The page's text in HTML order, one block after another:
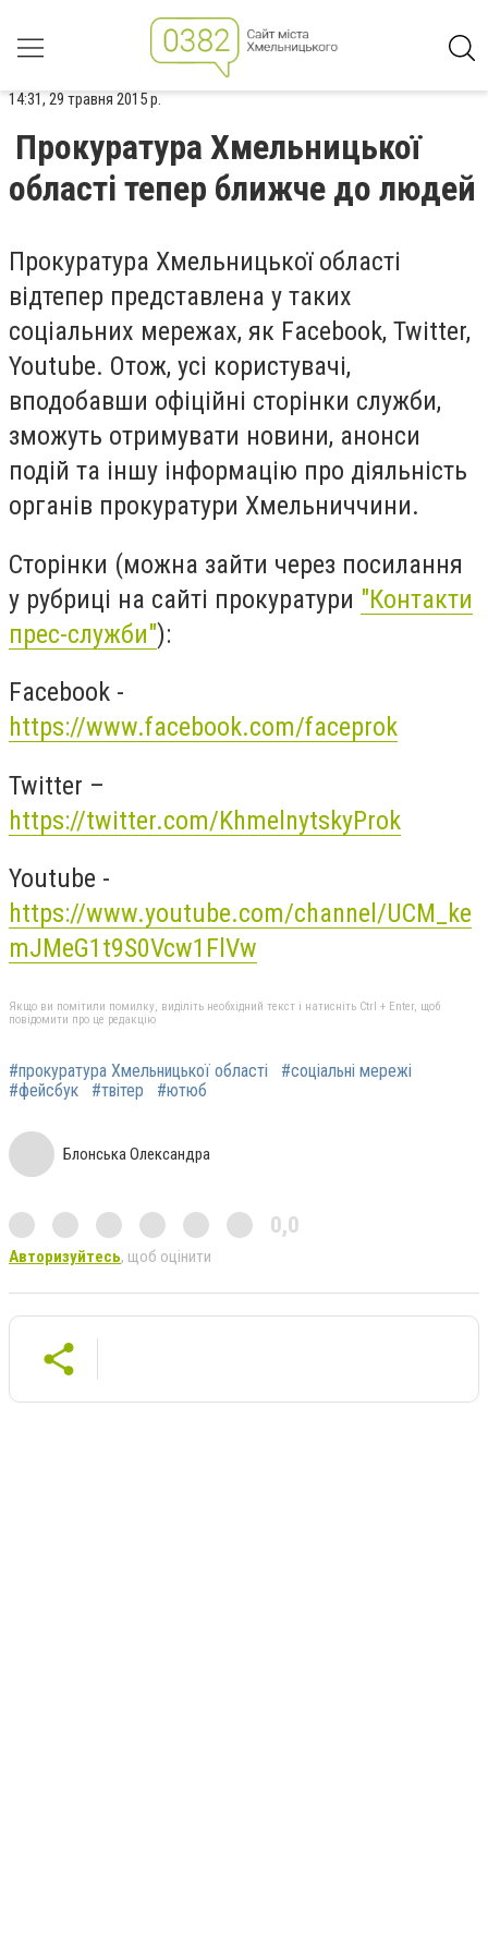
14:31, 29 травня 2015 р.
Прокуратура Хмельницької
області тепер ближче до людей
Прокуратура Хмельницької області
відтепер представлена у таких
соціальних мережах, як Facebook, Twitter,
Youtube. Отож, усі користувачі,
вподобавши офіційні сторінки служби,
зможуть отримувати новини, анонси
подій та іншу інформацію про діяльність
органів прокуратури Хмельниччини.
Сторінки (можна зайти через посилання
у рубриці на сайті прокуратури "Контакти
прес-служби"):
Facebook -
https://www.facebook.com/faceprok
Twitter –
https://twitter.com/KhmelnytskyProk
Youtube -
https://www.youtube.com/channel/UCM_ke
mJMeG1t9S0Vcw1FlVw
Якщо ви помітили помилку, виділіть необхідний текст і натисніть Ctrl + Enter, щоб
повідомити про це редакцію
#прокуратура Хмельницької області
#соціальні мережі
#фейсбук
#твітер #ютюб
Блонська Олександра
0,0
Авторизуйтесь, щоб оцінити